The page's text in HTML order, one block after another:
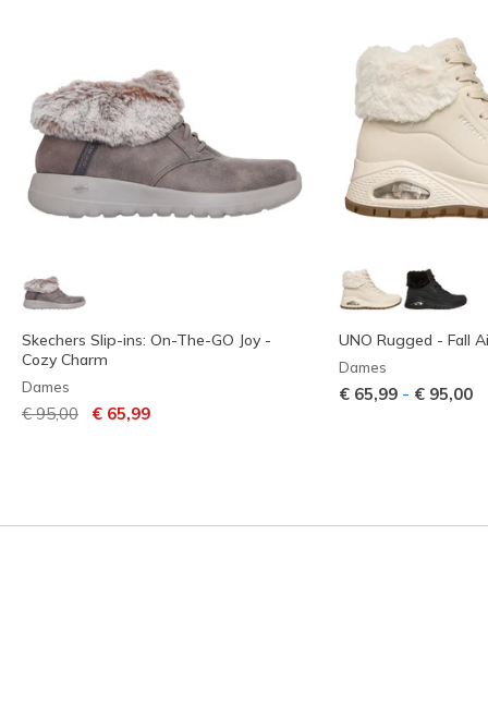
Skechers Slip-ins: On-The-GO Joy -
Cozy Charm
Dames
Prijs verlaagd van
€ 95,00 naar
€ 65,99
UNO Rugged - Fall
Dames
€ 65,99 - € 95,00